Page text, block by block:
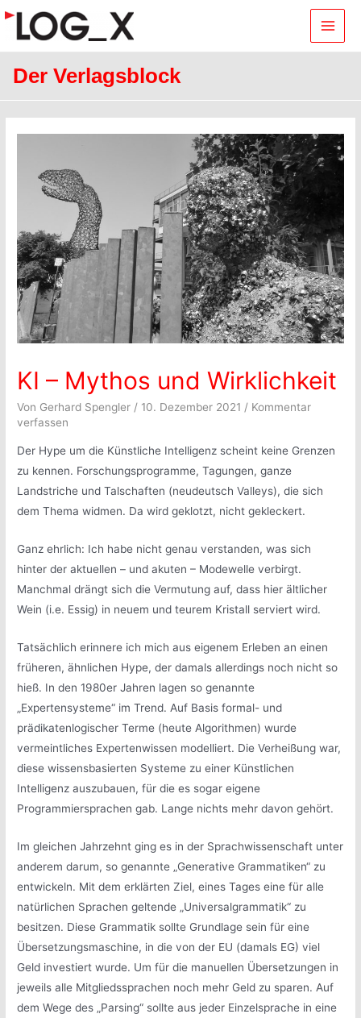
Main
Der Verlagsblock
KI – Mythos und Wirklichkeit
Von Gerhard Spengler / 10. Dezember 2021 / Kommentar
verfassen
Der Hype um die Künstliche Intelligenz scheint keine Grenzen
zu kennen. Forschungsprogramme, Tagungen, ganze
Landstriche und Talschaften (neudeutsch Valleys), die sich
dem Thema widmen. Da wird geklotzt, nicht gekleckert.
Ganz ehrlich: Ich habe nicht genau verstanden, was sich
hinter der aktuellen – und akuten – Modewelle verbirgt.
Manchmal drängt sich die Vermutung auf, dass hier ältlicher
Wein (i.e. Essig) in neuem und teurem Kristall serviert wird.
Tatsächlich erinnere ich mich aus eigenem Erleben an einen
früheren, ähnlichen Hype, der damals allerdings noch nicht so
hieß. In den 1980er Jahren lagen so genannte
„Expertensysteme“ im Trend. Auf Basis formal- und
prädikatenlogischer Terme (heute Algorithmen) wurde
vermeintliches Expertenwissen modelliert. Die Verheißung war,
diese wissensbasierten Systeme zu einer Künstlichen
Intelligenz auszubauen, für die es sogar eigene
Programmiersprachen gab. Lange nichts mehr davon gehört.
Im gleichen Jahrzehnt ging es in der Sprachwissenschaft unter
anderem darum, so genannte „Generative Grammatiken“ zu
entwickeln. Mit dem erklärten Ziel, eines Tages eine für alle
natürlichen Sprachen geltende „Universalgrammatik“ zu
besitzen. Diese Grammatik sollte Grundlage sein für eine
Übersetzungsmaschine, in die von der EU (damals EG) viel
Geld investiert wurde. Um für die manuellen Übersetzungen in
jeweils alle Mitgliedssprachen noch mehr Geld zu sparen. Auf
dem Wege des „Parsing“ sollte aus jeder Einzelsprache in eine